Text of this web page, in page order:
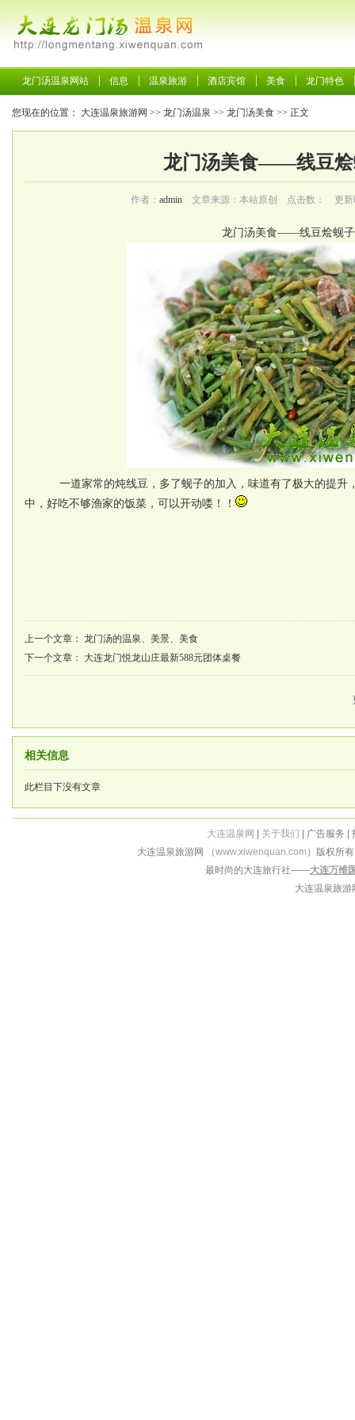
龙门汤温泉网站 信息 温泉旅游 酒店宾馆 美食 龙门特色
您现在的位置： 大连温泉旅游网 >> 龙门汤温泉 >> 龙门汤美食 >> 正文
龙门汤美食——线豆烩
作者： admin文章来源：本站原创 点击数： 更新
龙门汤美食——线豆烩蚬子
一道家常的炖线豆，多了蚬子的加入，味道有了极大的提升
中，好吃不够渔家的饭菜，可以开动喽！！
上一个文章： 龙门汤的温泉、美景、美食
下一个文章： 大连龙门悦龙山庄最新588元团体桌餐
相关信息
此栏目下没有文章
大连温泉网 关于我们 | 广告服务 |
大连温泉旅游网 （www.xiwenquan.com ）版权所
最时尚的大连旅行社——大连万维
大连温泉旅